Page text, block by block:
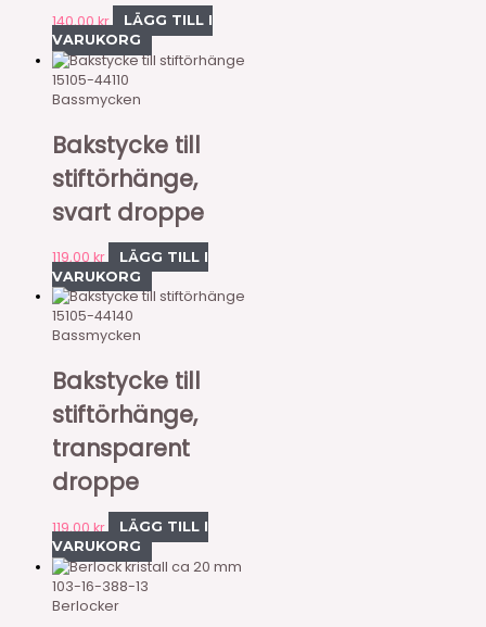
140,00kr
LÄGG TILL I
VARUKORG
15105-44110
Bassmycken
Bakstycke till
stiftörhänge,
svart droppe
119,00 kr
LÄGG TILL I
VARUKORG
15105-44140
Bassmycken
Bakstycke till
stiftörhänge,
transparent
droppe
119,00kr
LÄGG TILL I
VARUKORG
103-16-388-13
Berlocker